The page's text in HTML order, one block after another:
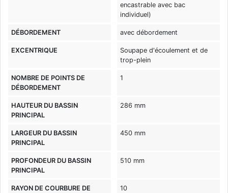
encastrable avec bac
individuel)
DÉBORDEMENT avec débordement
EXCENTRIQUE
Soupape d'écoulement et de
trop-plein
NOMBRE DE POINTS DE
DÉBORDEMENT
1
HAUTEUR DU BASSIN
PRINCIPAL
286 mm
LARGEUR DU BASSIN
PRINCIPAL
450 mm
PROFONDEUR DU BASSIN
PRINCIPAL
510 mm
RAYON DE COURBURE DE
10